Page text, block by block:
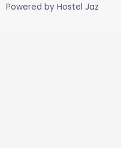
Powered by Hostel Jaz